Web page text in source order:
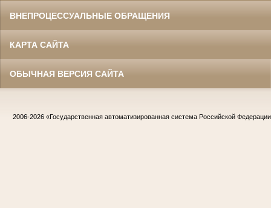
ВНЕПРОЦЕССУАЛЬНЫЕ ОБРАЩЕНИЯ
КАРТА САЙТА
ОБЫЧНАЯ ВЕРСИЯ САЙТА
2006-2026 «Государственная автоматизированная система Российской